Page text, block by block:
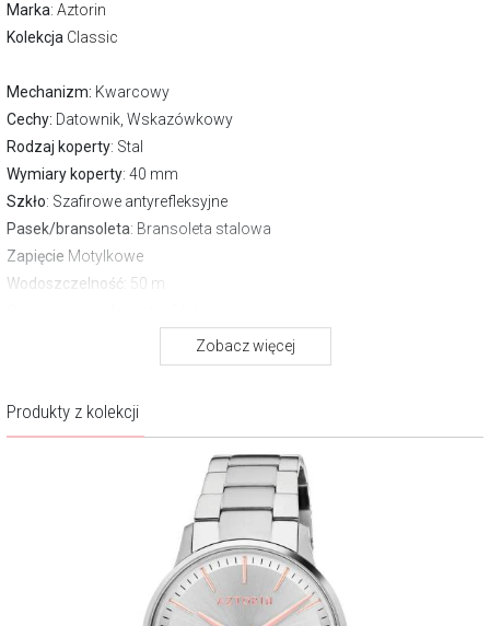
Marka: Aztorin
Kolekcja Classic
Mechanizm: Kwarcowy
Cechy: Datownik, Wskazówkowy
Rodzaj koperty: Stal
Wymiary koperty: 40 mm
Szkło: Szafirowe antyrefleksyjne
Pasek/bransoleta: Bransoleta stalowa
Zapięcie Motylkowe
Wodoszczelność: 50 m
Aztorin to marka, która swoją filozofią i wzornictwem doskonale
wpisuje się w etos współczesnego mężczyzny. Ma charakter, jest
wyrazista, dynamiczna, a przy tym niepozbawiona szyku, naturalnej
klasy. Jej istotnym atutem jest jakość.
Zobacz więcej
Produkty z kolekcji